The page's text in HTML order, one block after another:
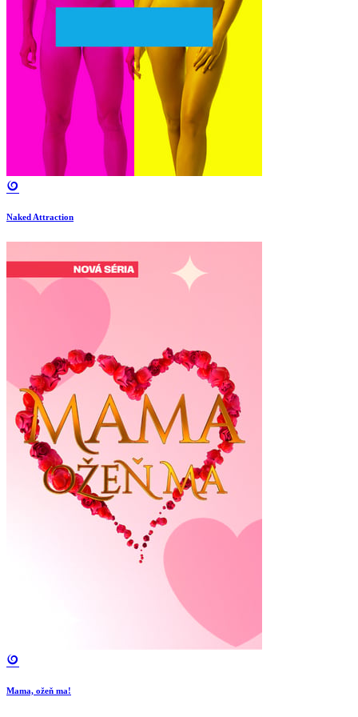
Naked Attraction
Mama, ožeň ma!